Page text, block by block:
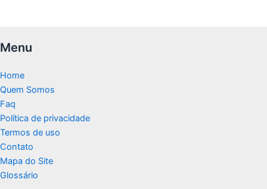
Menu
Home
Quem Somos
Faq
Política de privacidade
Termos de uso
Contato
Mapa do Site
Glossário